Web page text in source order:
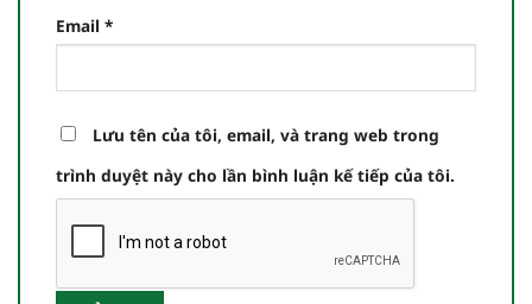
Email *
Lưu tên của tôi, email, và trang web trong
trình duyệt này cho lần bình luận kế tiếp của tôi.